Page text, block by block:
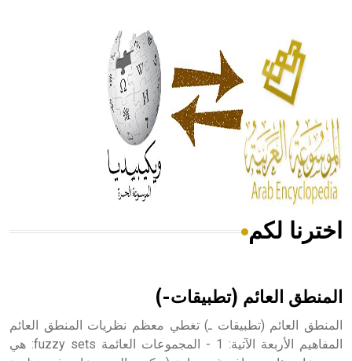
الحكم، الأدلة، تنظيم التغذية، ورسالته في جروح الرأس. ويعود
له الفضل بأنه حرر الطب من الدين والفلسفة.
- هل تعلم أن المرجان إفراز حيواني يتكون في البحر ويتركب
من مادة كربونات الكلسيوم، وهو أحمر أو شديد الحمرة وهو
أجود أنواعه، ويمتاز بكبر الحجم ويسمى الش
هل تعلم أن الأبسيد كلمة فرنسية اللفظ تم اعتمادها مصطلحاً
اخترنا لكم
المنطق العائم (تطبيقات-)
المنطق العائم (تطبيقات ـ) تغطي معظم نظريات المنطق العائم
المفاهيم الأربعة الآتية: 1 - المجموعات العائمة fuzzy sets: هي